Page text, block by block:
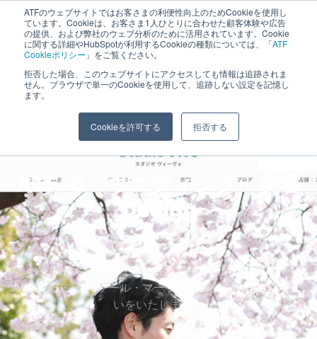
ATFのウェブサイトではお客さまの利便性向上のためCookieを使用し
ています。Cookieは、お客さま1人ひとりに合わせた顧客体験や広告
の提供、および弊社のウェブ分析のために活用されています。Cookie
に関する詳細やHubSpotが利用するCookieの種類については、「ATF
Cookieポリシー 」をご覧ください。
拒否した場合、このウェブサイトにアクセスしても情報は追跡されま
せん。ブラウザで単一のCookieを使用して、追跡しない設定を記憶し
ます。
Cookieを許可する 拒否する
長野県長野市・松本市ウェブ制作事業部 コンサルティングFIRM
ウエディング・美容
ATF-C ウエディング・美容
Design
SNS
私たちは、あなたの課題解決・問題解決を
Web・デジタルツール・マーケティングを使ってお手伝
いをいたします。